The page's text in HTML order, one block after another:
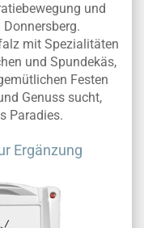
und
mit Spezialitäten
und Spundekäs,
Festen
Genuss sucht,
Paradies.
Ergänzung